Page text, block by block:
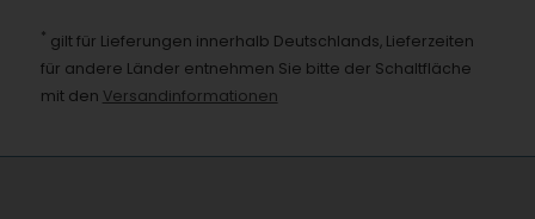
* gilt für Lieferungen innerhalb Deutschlands, Lieferzeiten
für andere Länder entnehmen Sie bitte der Schaltfläche
mit den Versandinformationen